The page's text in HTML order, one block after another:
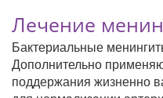
Лечение
Бактериальные
Дополнительно
поддержания жизненно